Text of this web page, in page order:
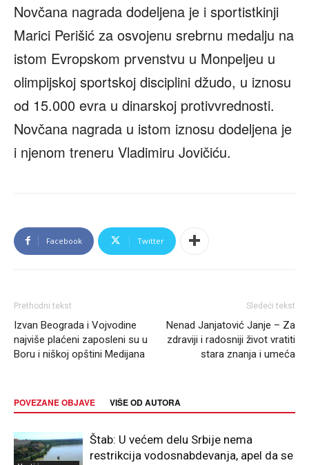
Novčana nagrada dodeljena je i sportistkinji
Marici Perišić za osvojenu srebrnu medalju na
istom Evropskom prvenstvu u Monpeljeu u
olimpijskoj sportskoj disciplini džudo, u iznosu
od 15.000 evra u dinarskoj protivvrednosti.
Novčana nagrada u istom iznosu dodeljena je
i njenom treneru Vladimiru Jovičiću.
Facebook Twitter
Prethodni tekst
Izvan Beograda i Vojvodine
najviše plaćeni zaposleni su u
Boru i niškoj opštini Medijana
Sledeći tekst
Nenad Janjatović Janje – Za
zdraviji i radosniji život vratiti
stara znanja i umeća
POVEZANE OBJAVE VIŠE OD AUTORA
Štab: U većem delu Srbije nema
restrikcija vodosnabdevanja, apel da se